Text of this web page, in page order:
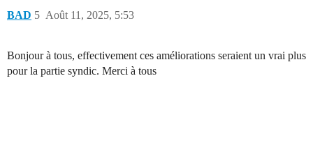
BAD Août 11, 2025, 5:53
5
Bonjour à tous, effectivement ces améliorations seraient un vrai plus
pour la partie syndic. Merci à tous